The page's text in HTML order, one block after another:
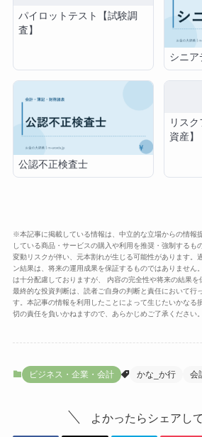
パイロットテスト【試験調
査】
シニア
公認不正検査士
リス
資産】
※本記事に掲載している情報は、中立的な立場からの情報
している商品・サービスの購入や利用を推奨・強制するも
変動リスクが伴い、元本割れが生じる可能性があります。
ン結果は、将来の運用成果を保証するものではありません
は十分配慮しておりますが、 内容の完全性や将来の結果を
最終的な投資判断は、読者ご自身の判断と責任において行
す。本記事の情報を利用したことによって生じたいかなる
切の責任を負いかねますので、あらかじめご了承ください。
ビジネス・企業・会計 かな_か行 会
よかったらシェアし